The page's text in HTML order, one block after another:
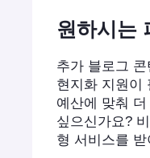
원하시는
추가 블로그
현지화 지원이
예산에 맞춰
싶으신가요?
형 서비스를